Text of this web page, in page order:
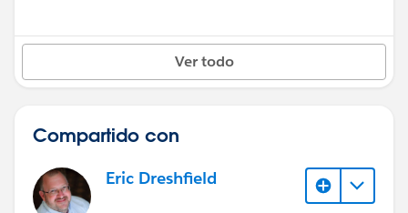
Ver todo
Compartido con
Eric Dreshfield